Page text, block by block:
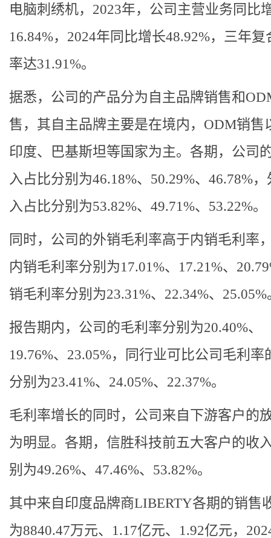
电脑刺绣机，2023年，公司主营业务同比
16.84%，2024年同比增长48.92%，三年复
率达31.91%。
据悉，公司的产品分为自主品牌销售和
售，其自主品牌主要是在境内，ODM销售
印度、巴基斯坦等国家为主。各期，公司
入占比分别为46.18%、50.29%、46.78%
入占比分别为53.82%、49.71%、53.22%。
同时，公司的外销毛利率高于内销毛利率
内销毛利率分别为17.01%、17.21%、
销毛利率分别为23.31%、22.34%、25.05%
报告期内，公司的毛利率分别为20.40%、
19.76%、23.05%，同行业可比公司毛利率
分别为23.41%、24.05%、22.37%。
毛利率增长的同时，公司来自下游客户的
为明显。各期，信胜科技前五大客户的收
别为49.26%、47.46%、53.82%。
其中来自印度品牌商LIBERTY各期的销售
为8840.47万元、1.17亿元、1.92亿元，